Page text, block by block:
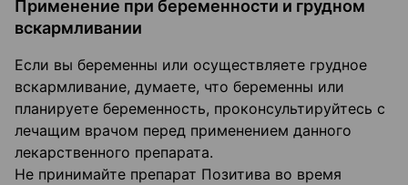
Применение при беременности и грудном
вскармливании
Если вы беременны или осуществляете грудное
вскармливание, думаете, что беременны или
планируете беременность, проконсультируйтесь с
лечащим врачом перед применением данного
лекарственного препарата.
Не принимайте препарат Позитива во время